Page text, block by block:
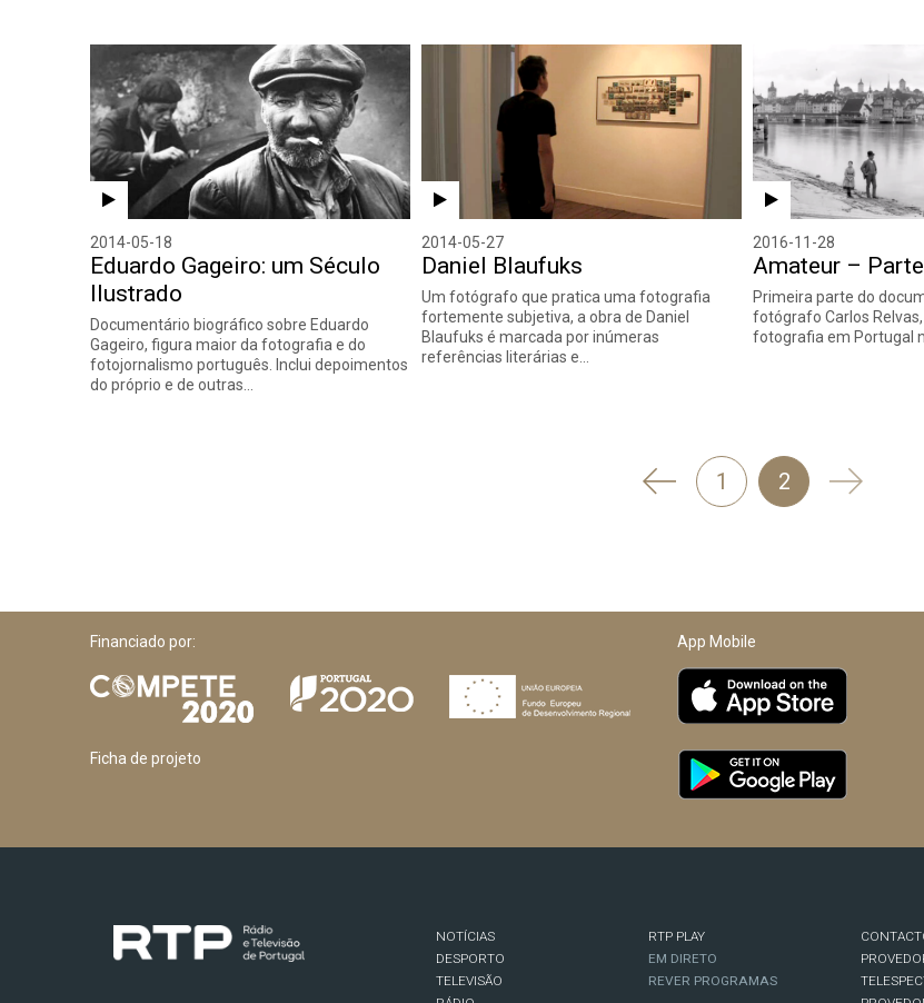
2014-05-18
Eduardo Gageiro: um Século
Ilustrado
Documentário biográfico sobre Eduardo
Gageiro, figura maior da fotografia e do
fotojornalismo português. Inclui depoimentos
do próprio e de outras…
2014-05-27
Daniel Blaufuks
Um fotógrafo que pratica uma fotografia
fortemente subjetiva, a obra de Daniel
Blaufuks é marcada por inúmeras
referências literárias e…
2016-11-28
Amateur –
Primeira parte do
fotógrafo Carlos
fotografia em Portugal
'
1 2 Seguinte
Financiado por:
Ficha de projeto
App Mobile
NOTÍCIAS
DESPORTO
TELEVISÃO
RTP PLAY
EM DIRETO
REVER PROGRAMAS